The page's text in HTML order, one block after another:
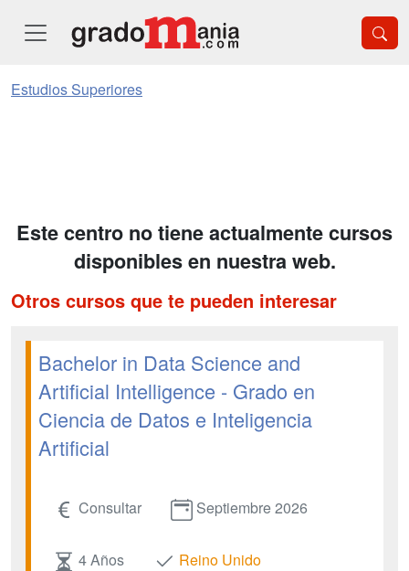
Estudios Superiores
Este centro no tiene actualmente cursos
disponibles en nuestra web.
Otros cursos que te pueden interesar
Bachelor in Data Science and
Artificial Intelligence - Grado en
Ciencia de Datos e Inteligencia
Artificial
Consultar Septiembre 2026
4 Años Reino Unido